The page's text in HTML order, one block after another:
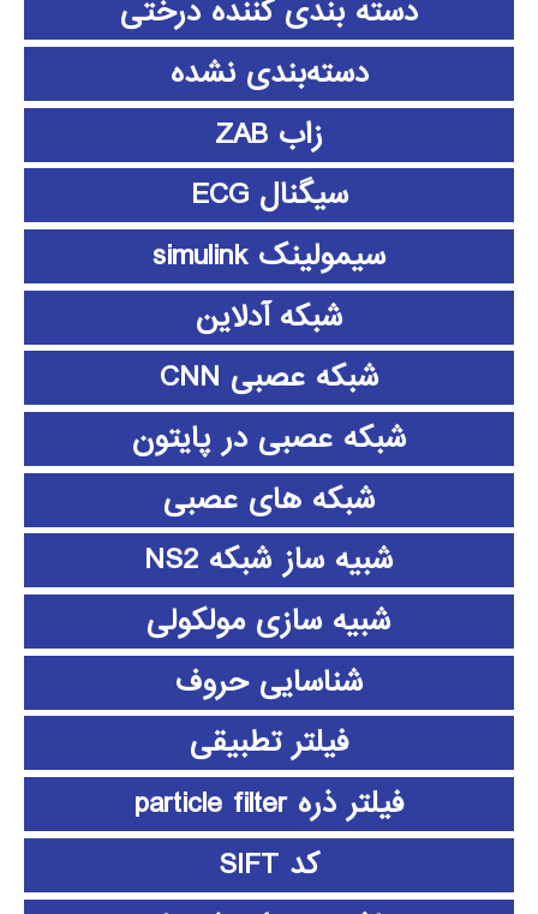
دسته بندی کننده درختی
دسته‌بندی نشده
زاب ZAB
سیگنال ECG
سیمولینک simulink
شبکه آدلاین
شبکه عصبی CNN
شبکه عصبی در پایتون
شبکه های عصبی
شبیه ساز شبکه NS2
شبیه سازی مولکولی
شناسایی حروف
فیلتر تطبیقی
فیلتر ذره particle filter
کد SIFT